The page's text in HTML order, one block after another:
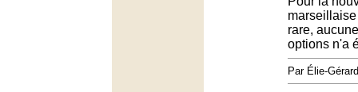
rare,
options n'a
Par Élie-